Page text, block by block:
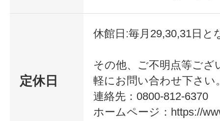
定休日
休館日:毎月29,30,31日と
その他、ご不明点等ござ
軽にお問い合わせ下さい
連絡先：0800-812-6370
ホームページ：https://